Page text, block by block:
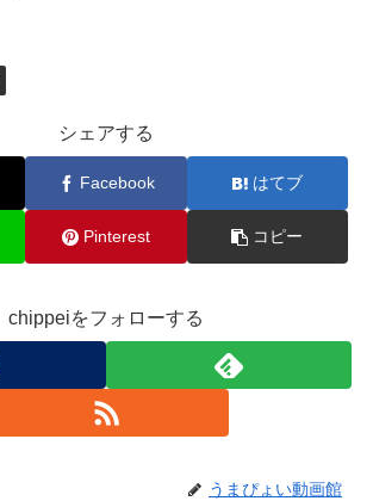
シェアする
Facebook はてブ
Pinterest コピー
chippeiをフォローする
うまぴょい動画館